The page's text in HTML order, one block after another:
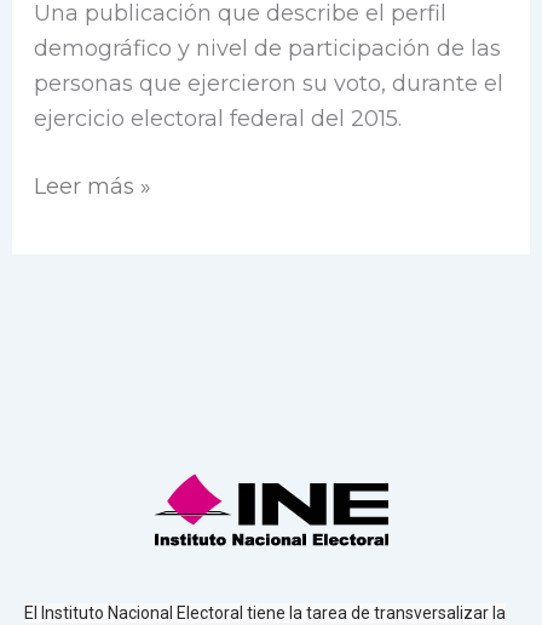
Una publicación que describe el perfil
demográfico y nivel de participación de las
personas que ejercieron su voto, durante el
ejercicio electoral federal del 2015.
Leer más »
El Instituto Nacional Electoral tiene la tarea de transversalizar la